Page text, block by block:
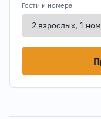
Гости и номера